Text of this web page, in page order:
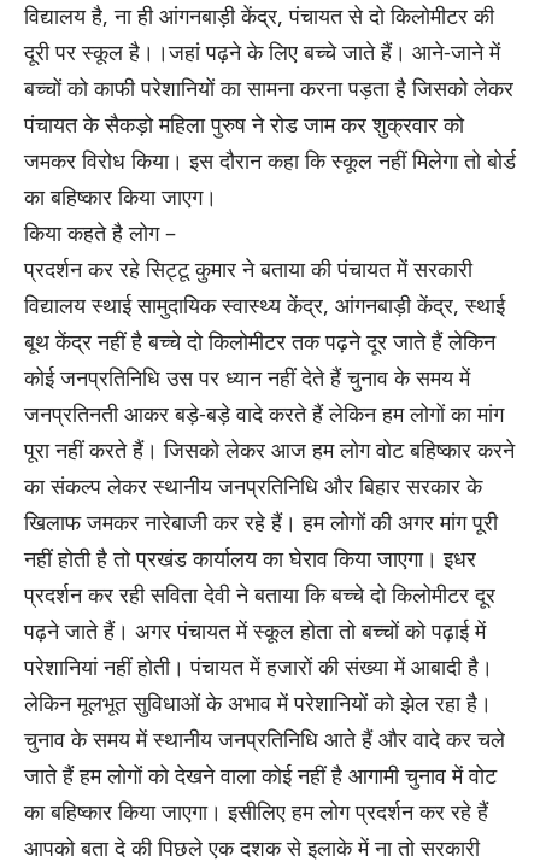
विद्यालय है, ना ही आंगनबाड़ी केंद्र, पंचायत से दो किलोमीटर की
दूरी पर स्कूल है।।जहां पढ़ने के लिए बच्चे जाते हैं। आने-जाने में
बच्चों को काफी परेशानियों का सामना करना पड़ता है जिसको लेकर
पंचायत के सैकड़ो महिला पुरुष ने रोड जाम कर शुक्रवार को
जमकर विरोध किया। इस दौरान कहा कि स्कूल नहीं मिलेगा तो बोर्ड
का बहिष्कार किया जाएग।
किया कहते है लोग –
प्रदर्शन कर रहे सिट्टू कुमार ने बताया की पंचायत में सरकारी
विद्यालय स्थाई सामुदायिक स्वास्थ्य केंद्र, आंगनबाड़ी केंद्र, स्थाई
बूथ केंद्र नहीं है बच्चे दो किलोमीटर तक पढ़ने दूर जाते हैं लेकिन
कोई जनप्रतिनिधि उस पर ध्यान नहीं देते हैं चुनाव के समय में
जनप्रतिनती आकर बड़े-बड़े वादे करते हैं लेकिन हम लोगों का मांग
पूरा नहीं करते हैं। जिसको लेकर आज हम लोग वोट बहिष्कार करने
का संकल्प लेकर स्थानीय जनप्रतिनिधि और बिहार सरकार के
खिलाफ जमकर नारेबाजी कर रहे हैं। हम लोगों की अगर मांग पूरी
नहीं होती है तो प्रखंड कार्यालय का घेराव किया जाएगा। इधर
प्रदर्शन कर रही सविता देवी ने बताया कि बच्चे दो किलोमीटर दूर
पढ़ने जाते हैं। अगर पंचायत में स्कूल होता तो बच्चों को पढ़ाई में
परेशानियां नहीं होती। पंचायत में हजारों की संख्या में आबादी है।
लेकिन मूलभूत सुविधाओं के अभाव में परेशानियों को झेल रहा है।
चुनाव के समय में स्थानीय जनप्रतिनिधि आते हैं और वादे कर चले
जाते हैं हम लोगों को देखने वाला कोई नहीं है आगामी चुनाव में वोट
का बहिष्कार किया जाएगा। इसीलिए हम लोग प्रदर्शन कर रहे हैं
आपको बता दे की पिछले एक दशक से इलाके में ना तो सरकारी